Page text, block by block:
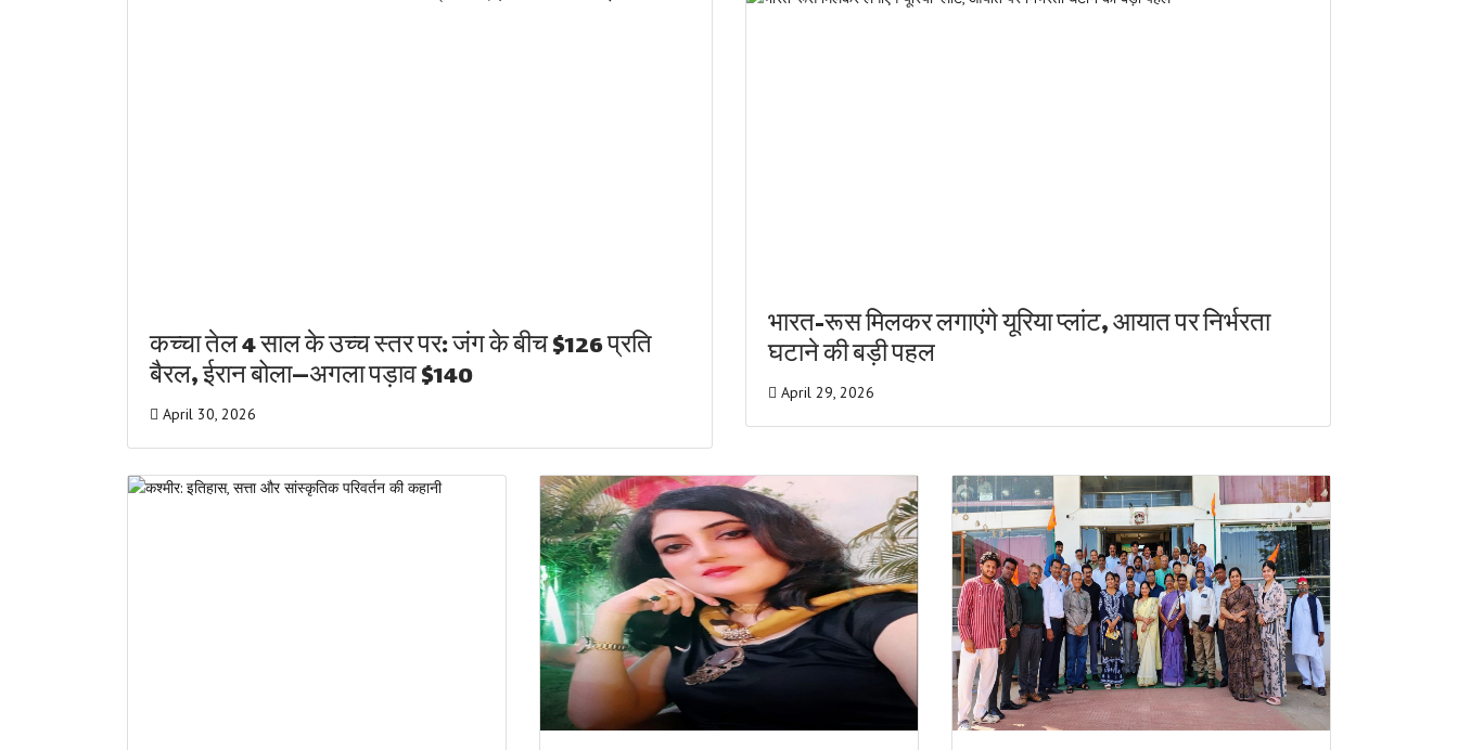
कच्चा तेल 4 साल के उच्च स्तर पर: जंग के बीच $126 प्रति
बैरल, ईरान बोला—अगला पड़ाव $140
April 30, 2026
भारत-रूस मिलकर लगाएंगे यूरिया प्लांट, आयात पर निर्भरता
घटाने की बड़ी पहल
April 29, 2026